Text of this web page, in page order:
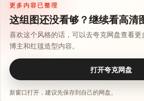
更多内容已整理
这组图还没看够？继续看高清
喜欢这个风格的话，可以去夸克网盘查看
博主和红毯造型内容。
打开夸克网盘
新窗口打开，建议先保存到自己的网盘。